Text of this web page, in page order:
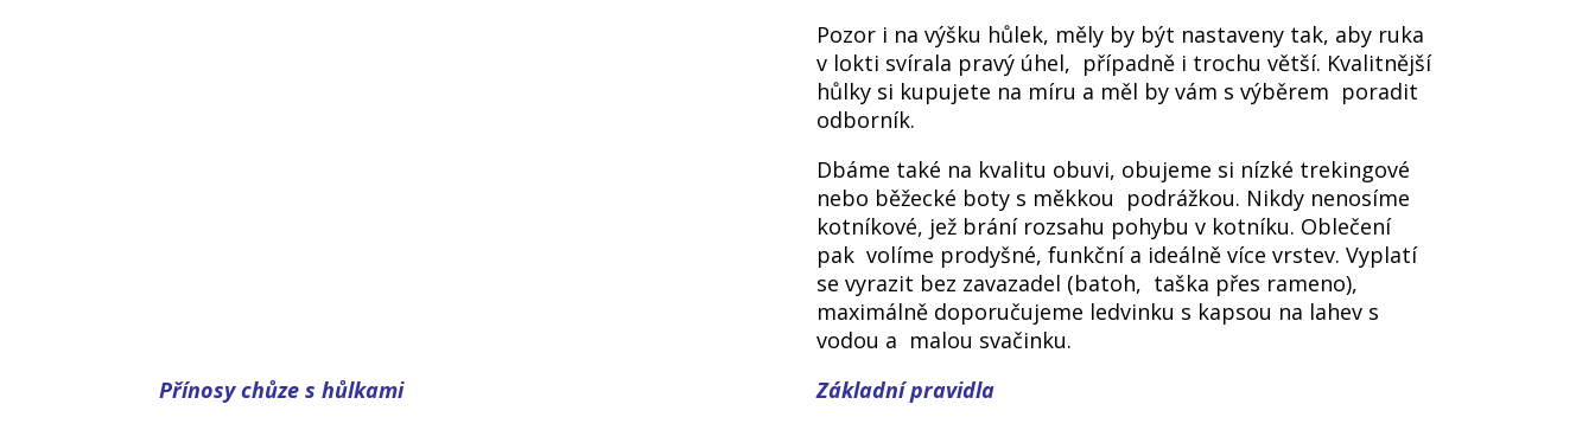
Pozor i na výšku hůlek, měly by být nastaveny tak, aby ruka
v lokti svírala pravý úhel, případně i trochu větší. Kvalitnější
hůlky si kupujete na míru a měl by vám s výběrem poradit
odborník.
Dbáme také na kvalitu obuvi, obujeme si nízké trekingové
nebo běžecké boty s měkkou podrážkou. Nikdy nenosíme
kotníkové, jež brání rozsahu pohybu v kotníku. Oblečení
pak volíme prodyšné, funkční a ideálně více vrstev. Vyplatí
se vyrazit bez zavazadel (batoh, taška přes rameno),
maximálně doporučujeme ledvinku s kapsou na lahev s
vodou a malou svačinku.
Přínosy chůze s hůlkami
Základní pravidla